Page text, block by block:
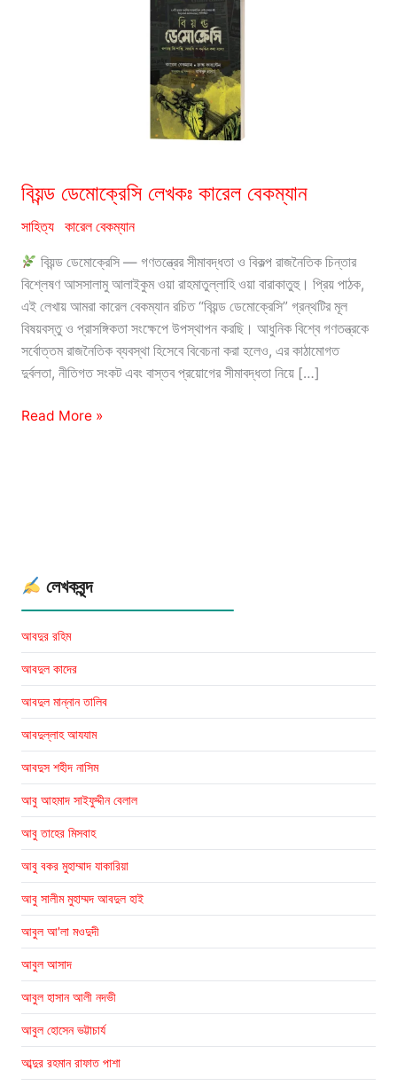
বিয়ন্ড ডেমোক্রেসি লেখকঃ কারেল বেকম্যান
সাহিত্য কারেল বেকম্যান
বিয়ন্ড ডেমোক্রেসি — গণতন্ত্রের সীমাবদ্ধতা ও বিকল্প রাজনৈতিক চিন্তার
বিশ্লেষণ আসসালামু আলাইকুম ওয়া রাহমাতুল্লাহি ওয়া বারাকাতুহু। প্রিয় পাঠক,
এই লেখায় আমরা কারেল বেকম্যান রচিত “বিয়ন্ড ডেমোক্রেসি” গ্রন্থটির মূল
বিষয়বস্তু ও প্রাসঙ্গিকতা সংক্ষেপে উপস্থাপন করছি। আধুনিক বিশ্বে গণতন্ত্রকে
সর্বোত্তম রাজনৈতিক ব্যবস্থা হিসেবে বিবেচনা করা হলেও, এর কাঠামোগত
দুর্বলতা, নীতিগত সংকট এবং বাস্তব প্রয়োগের সীমাবদ্ধতা নিয়ে […]
বিয়ন্ড
Read More »
লেখকবৃন্দ
আবদুর রহিম
আবদুল কাদের
আবদুল মান্নান তালিব
আবদুল্লাহ আযযাম
আবদুস শহীদ নাসিম
আবু আহমাদ সাইফুদ্দীন বেলাল
আবু তাহের মিসবাহ
আবু বকর মুহাম্মাদ যাকারিয়া
আবু সালীম মুহাম্মদ আবদুল হাই
আবুল আ'লা মওদুদী
আবুল আসাদ
আবুল হাসান আলী নদভী
আবুল হোসেন ভট্টাচার্য
আব্দুর রহমান রাফাত পাশা